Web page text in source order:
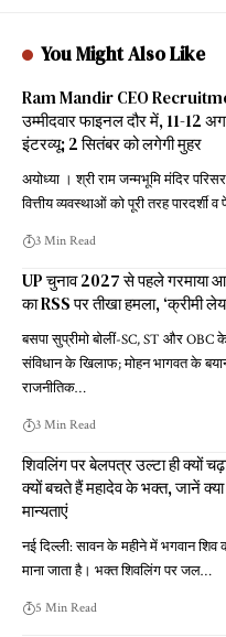
You Might Also Like
Ram Mandir CEO
उम्मीदवार फाइनल दौर में, 11-12
इंटरव्यू; 2 सितंबर को लगेगी मुहर
अयोध्या । श्री राम जन्मभूमि मंदिर
वित्तीय व्यवस्थाओं को पूरी तरह पारदर्शी
3 Min Read
UP चुनाव 2027 से पहले गरमाया
का RSS पर तीखा हमला, ‘क्रीमी
बसपा सुप्रीमो बोलीं-SC, ST और
संविधान के खिलाफ; मोहन भागवत के
राजनीतिक…
3 Min Read
शिवलिंग पर बेलपत्र उल्टा ही क्यों
क्यों बचते हैं महादेव के भक्त, जानें क्या
मान्यताएं
नई दिल्ली: सावन के महीने में भगवान शिव
माना जाता है। भक्त शिवलिंग पर जल…
5 Min Read